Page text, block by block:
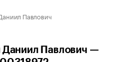
Павлович
Павлович —